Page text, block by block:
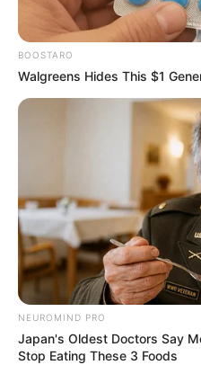
BOOSTARO
Walgreens Hides This $1
NEUROMIND PRO
Japan's Oldest Doctors Say
Stop Eating These 3 Foods